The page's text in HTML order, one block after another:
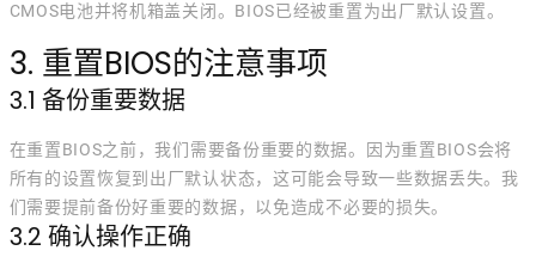
CMOS电池并将机箱盖关闭。BIOS已经被重置为出厂默认设置。
3. 重置BIOS的注意事项
3.1 备份重要数据
在重置BIOS之前，我们需要备份重要的数据。因为重置BIOS会将
所有的设置恢复到出厂默认状态，这可能会导致一些数据丢失。我
们需要提前备份好重要的数据，以免造成不必要的损失。
3.2 确认操作正确